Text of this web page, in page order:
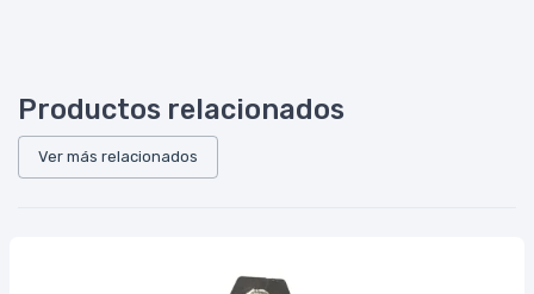
Productos relacionados
Ver más relacionados